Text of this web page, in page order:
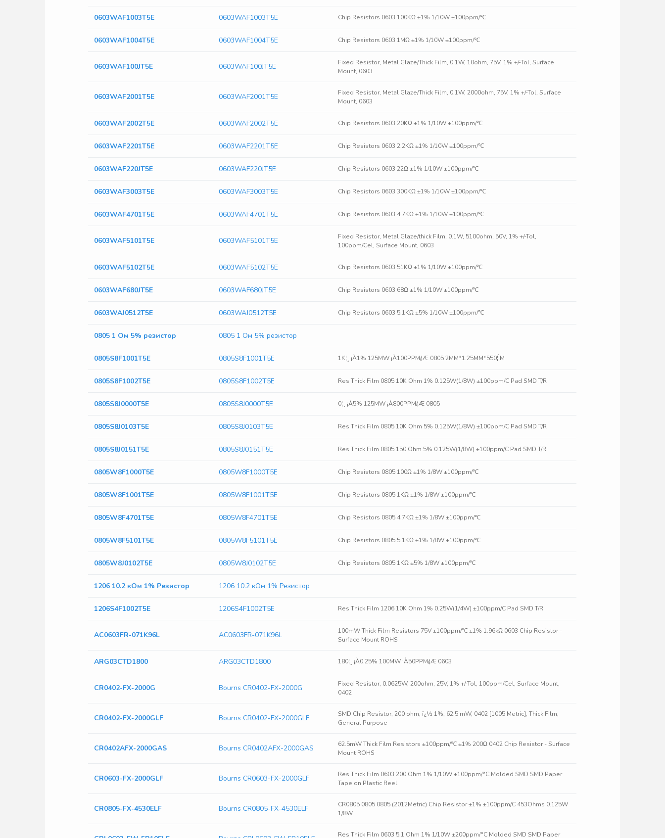
0603WAF1003T5E 0603WAF1003T5E Chip Resistors 0603 100KΩ ±1% 1/10W ±100ppm/℃
0603WAF1004T5E 0603WAF1004T5E Chip Resistors 0603 1MΩ ±1% 1/10W ±100ppm/℃
0603WAF100JT5E 0603WAF100JT5E
Fixed Resistor, Metal Glaze/Thick Film, 0.1W, 10ohm, 75V, 1% +/-Tol, Surface
Mount, 0603
0603WAF2001T5E 0603WAF2001T5E
Fixed Resistor, Metal Glaze/Thick Film, 0.1W, 2000ohm, 75V, 1% +/-Tol, Surface
Mount, 0603
0603WAF2002T5E 0603WAF2002T5E Chip Resistors 0603 20KΩ ±1% 1/10W ±100ppm/℃
0603WAF2201T5E 0603WAF2201T5E Chip Resistors 0603 2.2KΩ ±1% 1/10W ±100ppm/℃
0603WAF220JT5E 0603WAF220JT5E Chip Resistors 0603 22Ω ±1% 1/10W ±100ppm/℃
0603WAF3003T5E 0603WAF3003T5E Chip Resistors 0603 300KΩ ±1% 1/10W ±100ppm/℃
0603WAF4701T5E 0603WAF4701T5E Chip Resistors 0603 4.7KΩ ±1% 1/10W ±100ppm/℃
0603WAF5101T5E 0603WAF5101T5E
Fixed Resistor, Metal Glaze/thick Film, 0.1W, 5100ohm, 50V, 1% +/-Tol,
100ppm/Cel, Surface Mount, 0603
0603WAF5102T5E 0603WAF5102T5E Chip Resistors 0603 51KΩ ±1% 1/10W ±100ppm/℃
0603WAF680JT5E 0603WAF680JT5E Chip Resistors 0603 68Ω ±1% 1/10W ±100ppm/℃
0603WAJ0512T5E 0603WAJ0512T5E Chip Resistors 0603 5.1KΩ ±5% 1/10W ±100ppm/℃
0805 1 Ом 5% резистор 0805 1 Ом 5% резистор
0805S8F1001T5E 0805S8F1001T5E 1K¦¸ ¡À1% 125MW ¡À100PPM/¡Æ 0805 2MM*1.25MM*550¦ÌM
0805S8F1002T5E 0805S8F1002T5E Res Thick Film 0805 10K Ohm 1% 0.125W(1/8W) ±100ppm/C Pad SMD T/R
0805S8J0000T5E 0805S8J0000T5E 0¦¸ ¡À5% 125MW ¡À800PPM/¡Æ 0805
0805S8J0103T5E 0805S8J0103T5E Res Thick Film 0805 10K Ohm 5% 0.125W(1/8W) ±100ppm/C Pad SMD T/R
0805S8J0151T5E 0805S8J0151T5E Res Thick Film 0805 150 Ohm 5% 0.125W(1/8W) ±100ppm/C Pad SMD T/R
0805W8F1000T5E 0805W8F1000T5E Chip Resistors 0805 100Ω ±1% 1/8W ±100ppm/℃
0805W8F1001T5E 0805W8F1001T5E Chip Resistors 0805 1KΩ ±1% 1/8W ±100ppm/℃
0805W8F4701T5E 0805W8F4701T5E Chip Resistors 0805 4.7KΩ ±1% 1/8W ±100ppm/℃
0805W8F5101T5E 0805W8F5101T5E Chip Resistors 0805 5.1KΩ ±1% 1/8W ±100ppm/℃
0805W8J0102T5E 0805W8J0102T5E Chip Resistors 0805 1KΩ ±5% 1/8W ±100ppm/℃
1206 10.2 кОм 1% Резистор 1206 10.2 кОм 1% Резистор
1206S4F1002T5E 1206S4F1002T5E Res Thick Film 1206 10K Ohm 1% 0.25W(1/4W) ±100ppm/C Pad SMD T/R
AC0603FR-071K96L AC0603FR-071K96L
100mW Thick Film Resistors 75V ±100ppm/℃ ±1% 1.96kΩ 0603 Chip Resistor -
Surface Mount ROHS
ARG03CTD1800 ARG03CTD1800 180¦¸ ¡À0.25% 100MW ¡À50PPM/¡Æ 0603
CR0402-FX-2000G Bourns CR0402-FX-2000G
Fixed Resistor, 0.0625W, 200ohm, 25V, 1% +/-Tol, 100ppm/Cel, Surface Mount,
0402
CR0402-FX-2000GLF Bourns CR0402-FX-2000GLF
SMD Chip Resistor, 200 ohm, ï¿½ 1%, 62.5 mW, 0402 [1005 Metric], Thick Film,
General Purpose
CR0402AFX-2000GAS Bourns CR0402AFX-2000GAS
62.5mW Thick Film Resistors ±100ppm/℃ ±1% 200Ω 0402 Chip Resistor - Surface
Mount ROHS
CR0603-FX-2000GLF Bourns CR0603-FX-2000GLF
Res Thick Film 0603 200 Ohm 1% 1/10W ±100ppm/°C Molded SMD SMD Paper
Tape on Plastic Reel
CR0805-FX-4530ELF Bourns CR0805-FX-4530ELF
CR0805 0805 0805 (2012Metric) Chip Resistor ±1% ±100ppm/C 453Ohms 0.125W
1/8W
Res Thick Film 0603 5.1 Ohm 1% 1/10W ±200ppm/°C Molded SMD SMD Paper